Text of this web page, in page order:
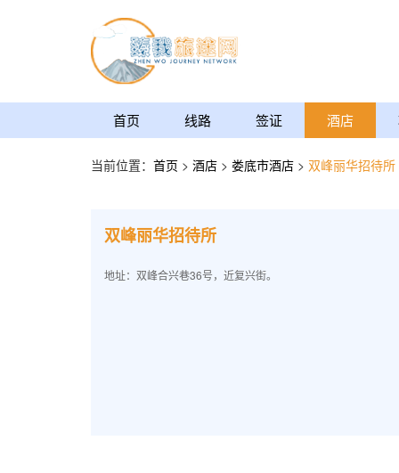
首页 线路 签证 酒店
当前位置： 首页 > 酒店 > 娄底市酒店 > 双峰丽华招待所
双峰丽华招待所
地址：双峰合兴巷36号，近复兴街。